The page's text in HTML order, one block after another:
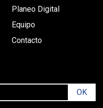
Planeo Digital
Equipo
Contacto
OK